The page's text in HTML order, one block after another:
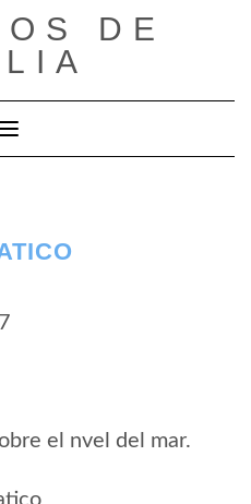
DE
Cambiar modo de navegación
el nvel del mar.